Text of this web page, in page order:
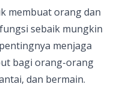
membuat orang dan
sebaik mungkin
menjaga
bagi orang-orang
dan bermain.